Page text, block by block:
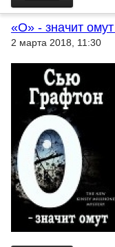
«О» - значит
2 марта 2018, 11:30